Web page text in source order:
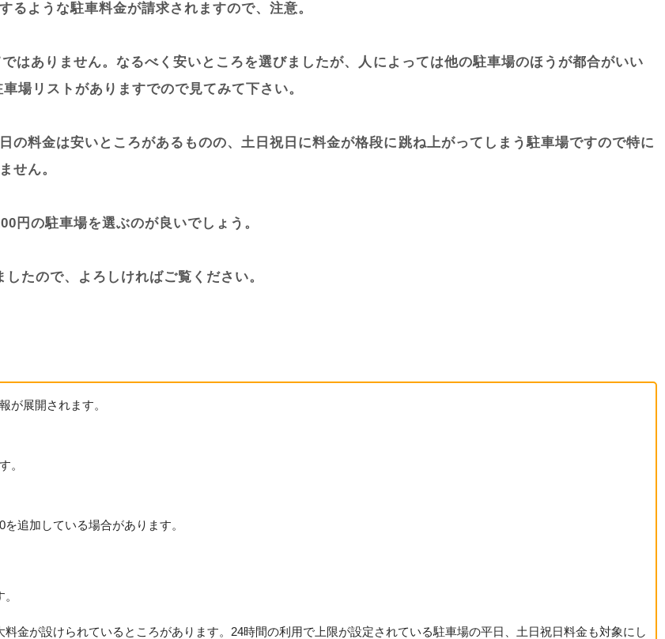
るような駐車料金が請求されますので、注意。
はありません。なるべく安いところを選びましたが、人によっては他の駐車場のほうが都合がいい
場リストがありますでので見てみて下さい。
の料金は安いところがあるものの、土日祝日に料金が格段に跳ね上がってしまう駐車場ですので特に
せん。
円の駐車場を選ぶのが良いでしょう。
たので、よろしければご覧ください。
が展開されます。
。
追加している場合があります。
金が設けられているところがあります。24時間の利用で上限が設定されている駐車場の平日、土日祝日料金も対象にし